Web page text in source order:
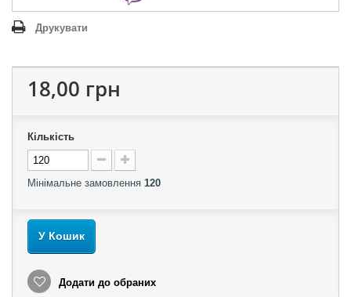
Друкувати
18,00 грн
Кількість
Мінімальне замовлення 120
У Кошик
Додати до обраних